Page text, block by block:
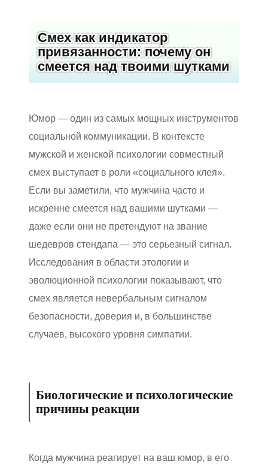
Смех как индикатор
привязанности: почему он
смеется над твоими шутками
Юмор — один из самых мощных инструментов
социальной коммуникации. В контексте
мужской и женской психологии совместный
смех выступает в роли «социального клея».
Если вы заметили, что мужчина часто и
искренне смеется над вашими шутками —
даже если они не претендуют на звание
шедевров стендапа — это серьезный сигнал.
Исследования в области этологии и
эволюционной психологии показывают, что
смех является невербальным сигналом
безопасности, доверия и, в большинстве
случаев, высокого уровня симпатии.
Биологические и психологические
причины реакции
Когда мужчина реагирует на ваш юмор, в его